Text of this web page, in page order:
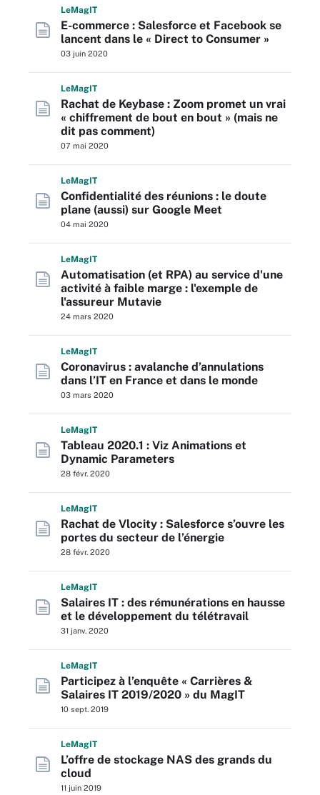
LeMagIT
E-commerce : Salesforce et Facebook se
lancent dans le « Direct to Consumer »
03 juin 2020
LeMagIT
Rachat de Keybase : Zoom promet un vrai
« chiffrement de bout en bout » (mais ne
dit pas comment)
07 mai 2020
LeMagIT
Confidentialité des réunions : le doute
plane (aussi) sur Google Meet
04 mai 2020
LeMagIT
Automatisation (et RPA) au service d'une
activité à faible marge : l'exemple de
l'assureur Mutavie
24 mars 2020
LeMagIT
Coronavirus : avalanche d’annulations
dans l’IT en France et dans le monde
03 mars 2020
LeMagIT
Tableau 2020.1 : Viz Animations et
Dynamic Parameters
28 févr. 2020
LeMagIT
Rachat de Vlocity : Salesforce s’ouvre les
portes du secteur de l’énergie
28 févr. 2020
LeMagIT
Salaires IT : des rémunérations en hausse
et le développement du télétravail
31 janv. 2020
LeMagIT
Participez à l’enquête « Carrières &
Salaires IT 2019/2020 » du MagIT
10 sept. 2019
LeMagIT
L’offre de stockage NAS des grands du
cloud
11 juin 2019